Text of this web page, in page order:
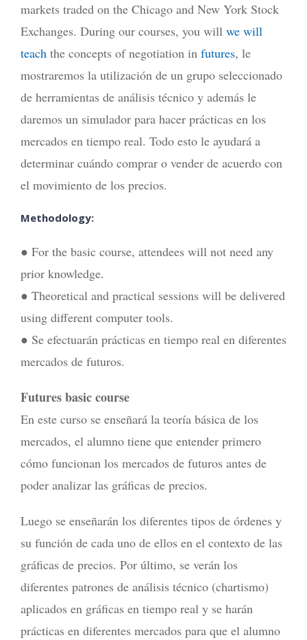
markets traded on the Chicago and New York Stock
Exchanges. During our courses, you will we will
teach the concepts of negotiation in futures, le
mostraremos la utilización de un grupo seleccionado
de herramientas de análisis técnico y además le
daremos un simulador para hacer prácticas en los
mercados en tiempo real. Todo esto le ayudará a
determinar cuándo comprar o vender de acuerdo con
el movimiento de los precios.
Methodology:
● For the basic course, attendees will not need any
prior knowledge.
● Theoretical and practical sessions will be delivered
using different computer tools.
● Se efectuarán prácticas en tiempo real en diferentes
mercados de futuros.
Futures basic course
En este curso se enseñará la teoría básica de los
mercados, el alumno tiene que entender primero
cómo funcionan los mercados de futuros antes de
poder analizar las gráficas de precios.
Luego se enseñarán los diferentes tipos de órdenes y
su función de cada uno de ellos en el contexto de las
gráficas de precios. Por último, se verán los
diferentes patrones de análisis técnico (chartismo)
aplicados en gráficas en tiempo real y se harán
prácticas en diferentes mercados para que el alumno